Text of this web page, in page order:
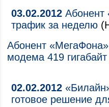
03.02.2012 Абонент
трафик за неделю
Абонент
модема 419
02.02.2012
готовое решение